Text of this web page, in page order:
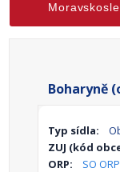
Boharyně
Typ sídla:
ZUJ (kód
ORP:
SO